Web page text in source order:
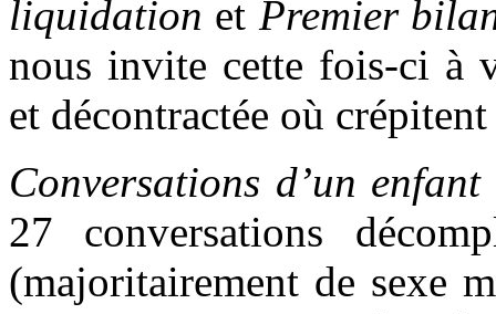
liquidation et Premier
nous invite cette fois-ci à
et décontractée où
Conversations d’un
27 conversations
(majoritairement de sexe